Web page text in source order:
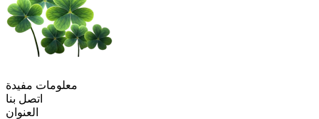
معلومات مفيدة
اتصل بنا
العنوان